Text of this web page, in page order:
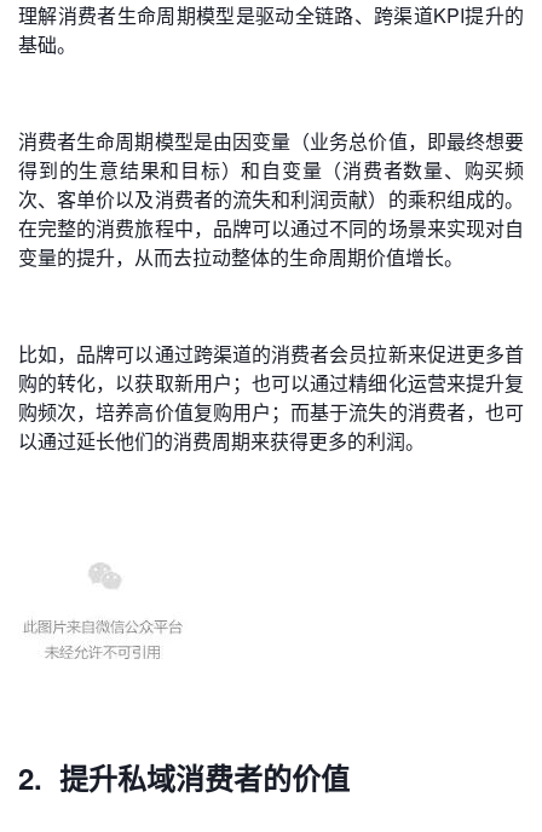
理解消费者生命周期模型是驱动全链路、跨渠道KPI提升的
基础。
消费者生命周期模型是由因变量（业务总价值，即最终想要
得到的生意结果和目标）和自变量（消费者数量、购买频
次、客单价以及消费者的流失和利润贡献）的乘积组成的。
在完整的消费旅程中，品牌可以通过不同的场景来实现对自
变量的提升，从而去拉动整体的生命周期价值增长。
比如，品牌可以通过跨渠道的消费者会员拉新来促进更多首
购的转化，以获取新用户；也可以通过精细化运营来提升复
购频次，培养高价值复购用户；而基于流失的消费者，也可
以通过延长他们的消费周期来获得更多的利润。
2. 提升私域消费者的价值